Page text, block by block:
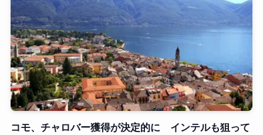
コモ、チャロバー獲得が決定的に インテルも狙って